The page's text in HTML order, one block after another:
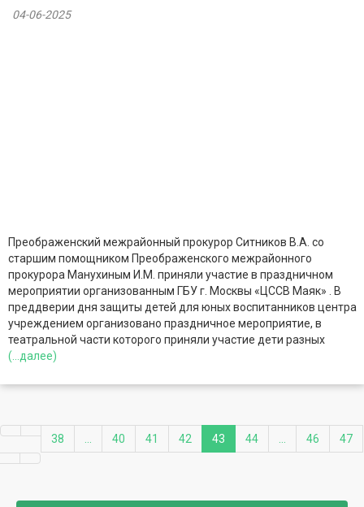
04-06-2025
Преображенский межрайонный прокурор Ситников В.А. со
старшим помощником Преображенского межрайонного
прокурора Манухиным И.М. приняли участие в праздничном
мероприятии организованным ГБУ г. Москвы «ЦССВ Маяк» . В
преддверии дня защиты детей для юных воспитанников центра
учреждением организовано праздничное мероприятие, в
театральной части которого приняли участие дети разных
(...далее)
38 40 41 42 43 44 46 47